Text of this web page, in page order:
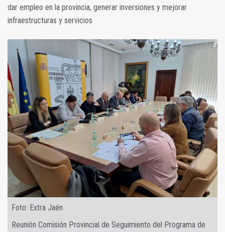
dar empleo en la provincia, generar inversiones y mejorar
infraestructuras y servicios
Foto: Extra Jaén
Reunión Comisión Provincial de Seguimiento del Programa de